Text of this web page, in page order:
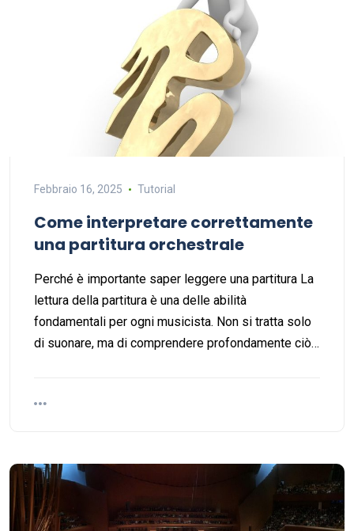
Febbraio 16, 2025 Tutorial
Come interpretare correttamente
una partitura orchestrale
Perché è importante saper leggere una partitura La
lettura della partitura è una delle abilità
fondamentali per ogni musicista. Non si tratta solo
di suonare, ma di comprendere profondamente ciò…